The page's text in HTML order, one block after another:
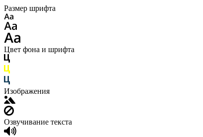
Размер шрифта
Цвет фона и шрифта
Изображения
Озвучивание текста